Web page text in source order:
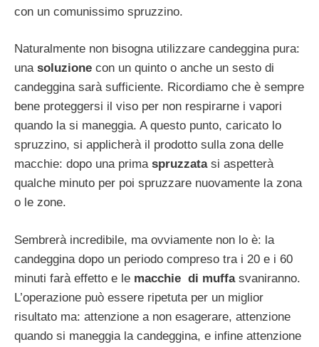
con un comunissimo spruzzino.
Naturalmente non bisogna utilizzare candeggina pura:
una soluzione con un quinto o anche un sesto di
candeggina sarà sufficiente. Ricordiamo che è sempre
bene proteggersi il viso per non respirarne i vapori
quando la si maneggia. A questo punto, caricato lo
spruzzino, si applicherà il prodotto sulla zona delle
macchie: dopo una prima spruzzatasi aspetterà
qualche minuto per poi spruzzare nuovamente la zona
o le zone.
Sembrerà incredibile, ma ovviamente non lo è: la
candeggina dopo un periodo compreso tra i 20 e i 60
minuti farà effetto e le macchie di muffasvaniranno.
L’operazione può essere ripetuta per un miglior
risultato ma: attenzione a non esagerare, attenzione
quando si maneggia la candeggina, e infine attenzione